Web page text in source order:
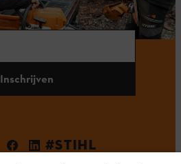
Inschrijven
#STIHL